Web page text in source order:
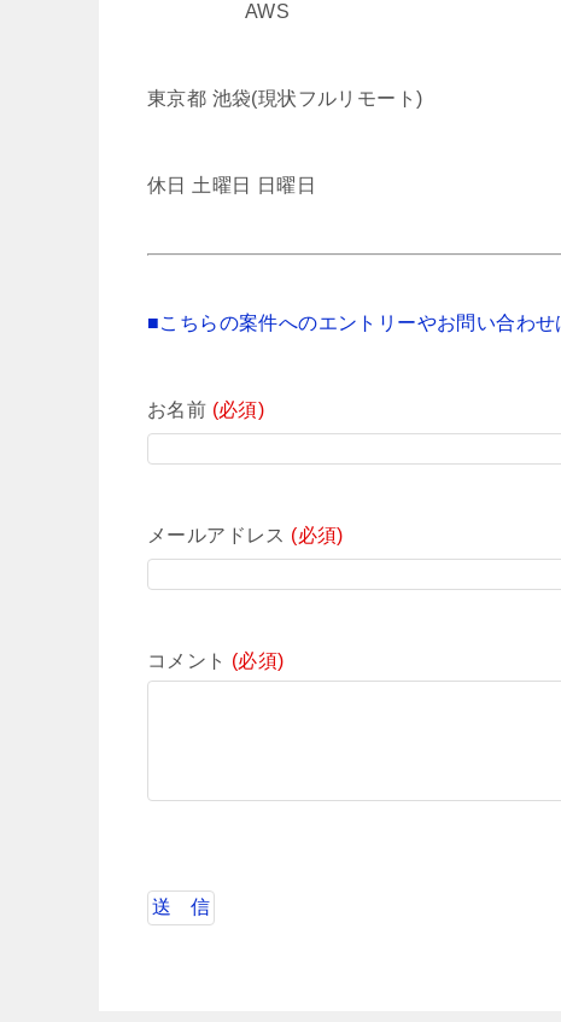
AWS
東京都 池袋(現状フルリモート)
休日 土曜日 日曜日
■こちらの案件へのエントリーやお問い合わ
お名前 (必須)
メールアドレス (必須)
コメント (必須)